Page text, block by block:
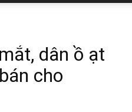
dân ồ ạt
cho